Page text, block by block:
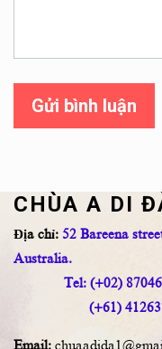
Gửi bình luận
CHÙA A DI
Địa chỉ: 52 Bareena
Australia.
Tel: (+02)
(+61)
Email: